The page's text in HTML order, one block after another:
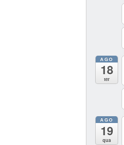
AGO
18
ter
AGO
19
qua